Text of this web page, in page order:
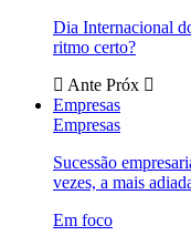
Dia Internacional
ritmo certo?
Ante Próx
Empresas
Empresas
Sucessão
vezes, a mais
Em foco